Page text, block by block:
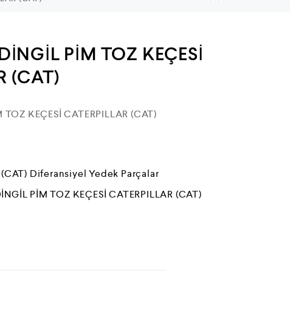
PİM TOZ KEÇESİ
(CAT)
KEÇESİ CATERPILLAR (CAT)
Diferansiyel Yedek Parçalar
PİM TOZ KEÇESİ CATERPILLAR (CAT)